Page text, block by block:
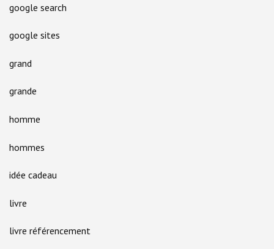
google search
google sites
grand
grande
homme
hommes
idée cadeau
livre
livre référencement